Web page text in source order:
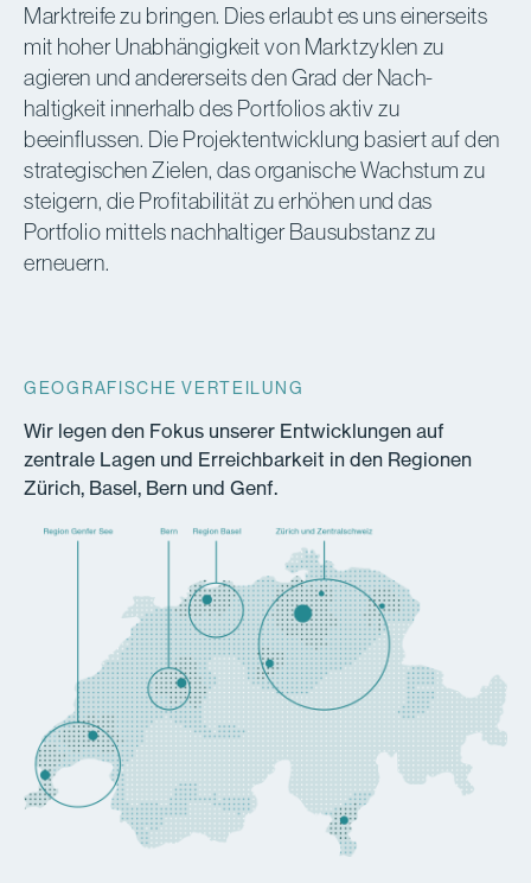
Marktreife zu bringen. Dies erlaubt es uns einerseits
mit hoher Unab­hängigkeit von Marktzyklen zu
agieren und andererseits den Grad der Nach­
haltigkeit innerhalb des Portfolios aktiv zu
beeinflussen. Die Projekt­entwicklung basiert auf den
strate­gischen Zielen, das organische Wachstum zu
steigern, die Profitabilität zu erhöhen und das
Portfolio mittels nachhaltiger Bausubstanz zu
erneuern.
GEOGRAFISCHE VERTEILUNG
Wir legen den Fokus unserer Entwicklungen auf
zentrale Lagen und Erreichbarkeit in den Regionen
Zürich, Basel, Bern und Genf.